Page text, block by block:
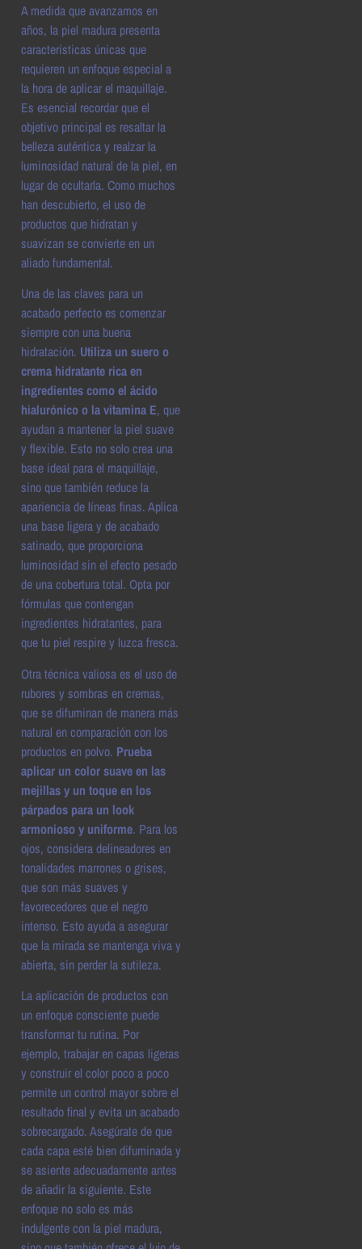
A medida que avanzamos en
años, la piel madura presenta
características únicas que
requieren un enfoque especial a
la hora de aplicar el maquillaje.
Es esencial recordar que el
objetivo principal es resaltar la
belleza auténtica y realzar la
luminosidad natural de la piel, en
lugar de ocultarla. Como muchos
han descubierto, el uso de
productos que hidratan y
suavizan se convierte en un
aliado fundamental.
Una de las claves para un
acabado perfecto es comenzar
siempre con una buena
hidratación. Utiliza un suero o
crema hidratante rica en
ingredientes como el ácido
hialurónico o la vitamina E, que
ayudan a mantener la piel suave
y flexible. Esto no solo crea una
base ideal para el maquillaje,
sino que también reduce la
apariencia de líneas finas. Aplica
una base ligera y de acabado
satinado, que proporciona
luminosidad sin el efecto pesado
de una cobertura total. Opta por
fórmulas que contengan
ingredientes hidratantes, para
que tu piel respire y luzca fresca.
Otra técnica valiosa es el uso de
rubores y sombras en cremas,
que se difuminan de manera más
natural en comparación con los
productos en polvo. Prueba
aplicar un color suave en las
mejillas y un toque en los
párpados para un look
armonioso y uniforme. Para los
ojos, considera delineadores en
tonalidades marrones o grises,
que son más suaves y
favorecedores que el negro
intenso. Esto ayuda a asegurar
que la mirada se mantenga viva y
abierta, sin perder la sutileza.
La aplicación de productos con
un enfoque consciente puede
transformar tu rutina. Por
ejemplo, trabajar en capas ligeras
y construir el color poco a poco
permite un control mayor sobre el
resultado final y evita un acabado
sobrecargado. Asegúrate de que
cada capa esté bien difuminada y
se asiente adecuadamente antes
de añadir la siguiente. Este
enfoque no solo es más
indulgente con la piel madura,